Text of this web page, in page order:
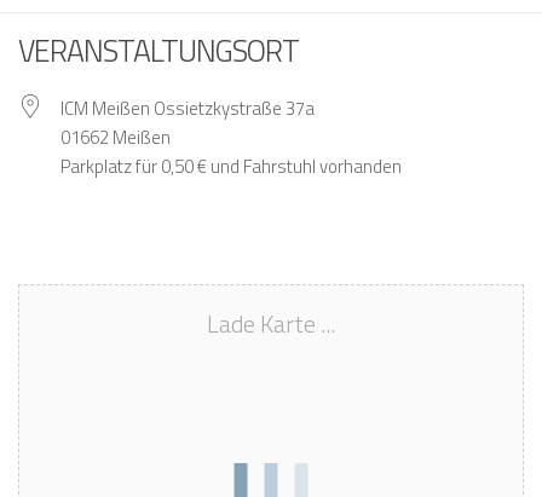
VERANSTALTUNGSORT
ICM Meißen Ossietzkystraße 37a
01662 Meißen
Parkplatz für 0,50 € und Fahrstuhl vorhanden
Lade Karte ...